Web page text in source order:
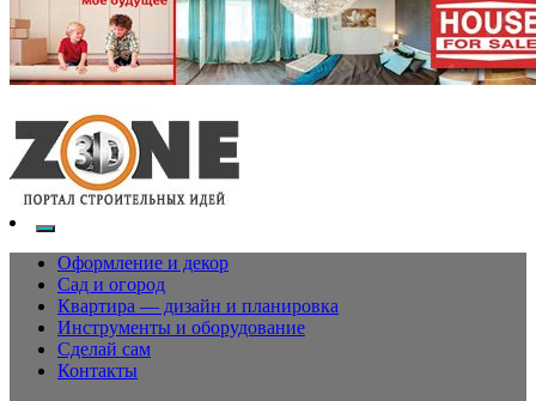
Оформление и декор
Сад и огород
Квартира — дизайн и планировка
Инструменты и оборудование
Сделай сам
Контакты